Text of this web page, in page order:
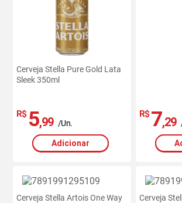
Cerveja Stella Pure Gold Lata
Sleek 350ml
R$ 5,99 /Un.
Adicionar
R$ 7,29
Cerveja Stella Artois One Way
Cerveja